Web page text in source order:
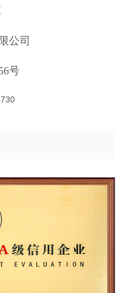
公司
号